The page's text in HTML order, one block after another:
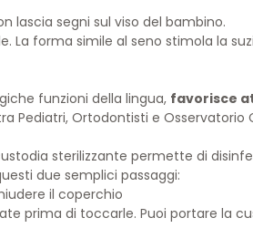
lascia segni sul viso del bambino.
La forma simile al seno stimola la
funzioni della lingua, favorisce
Pediatri, Ortodontisti e
sterilizzante permette di
due semplici passaggi:
il coperchio
prima di toccarle. Puoi portare la